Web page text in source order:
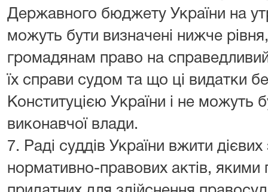
Державного бюджету України на
можуть бути визначені нижче
громадянам право на
їх справи судом та що ці видатки
Конституцією України і не можуть
виконавчої влади.
7. Раді суддів України вжити
нормативно-правових актів, якими